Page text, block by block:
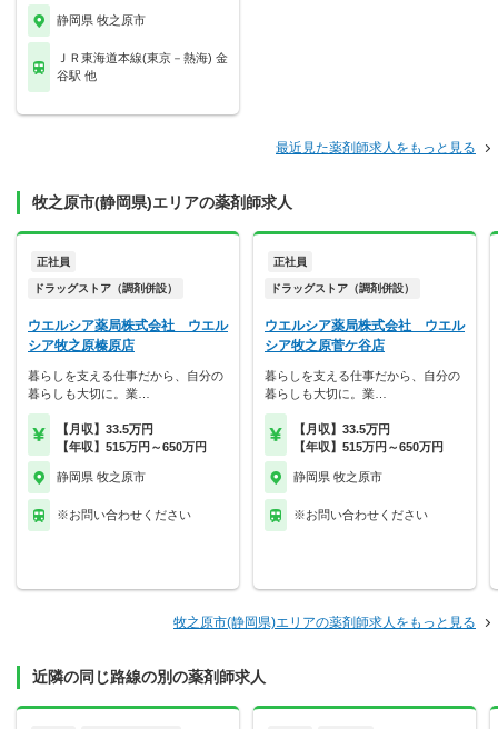
静岡県 牧之原市
ＪＲ東海道本線(東京－熱海) 金
谷駅 他
最近見た薬剤師求人をもっと見る
牧之原市(静岡県)エリアの薬剤師求人
正社員
ドラッグストア（調剤併設）
ウエルシア薬局株式会社 ウエル
シア牧之原榛原店
暮らしを支える仕事だから、自分の
暮らしも大切に。業…
【月収】33.5万円
【年収】515万円～650万円
静岡県 牧之原市
※お問い合わせください
正社員
ドラッグストア（調剤併設）
ウエルシア薬局株式会社 ウエル
シア牧之原菅ケ谷店
暮らしを支える仕事だから、自分の
暮らしも大切に。業…
【月収】33.5万円
【年収】515万円～650万円
静岡県 牧之原市
※お問い合わせください
牧之原市(静岡県)エリアの薬剤師求人をもっと見る
近隣の同じ路線の別の薬剤師求人